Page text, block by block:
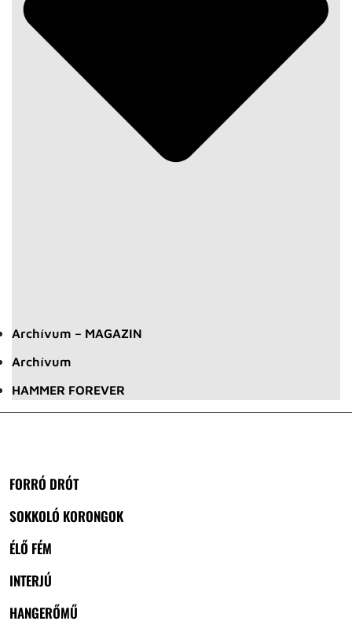
Archívum – MAGAZIN
Archívum
HAMMER FOREVER
FORRÓ DRÓT
SOKKOLÓ KORONGOK
ÉLŐ FÉM
INTERJÚ
HANGERŐMŰ